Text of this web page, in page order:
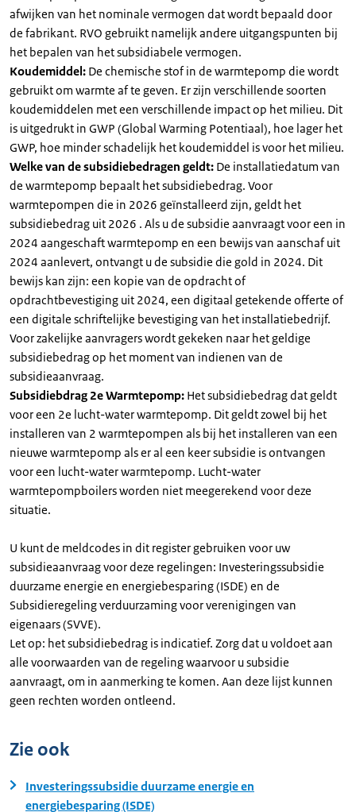
afwijken van het nominale vermogen dat wordt bepaald door
de fabrikant. RVO gebruikt namelijk andere uitgangspunten bij
het bepalen van het subsidiabele vermogen.
Koudemiddel: De chemische stof in de warmtepomp die wordt
gebruikt om warmte af te geven. Er zijn verschillende soorten
koudemiddelen met een verschillende impact op het milieu. Dit
is uitgedrukt in GWP (Global Warming Potentiaal), hoe lager het
GWP, hoe minder schadelijk het koudemiddel is voor het milieu.
Welke van de subsidiebedragen geldt: De installatiedatum van
de warmtepomp bepaalt het subsidiebedrag. Voor
warmtepompen die in 2026 geïnstalleerd zijn, geldt het
subsidiebedrag uit 2026 . Als u de subsidie aanvraagt voor een in
2024 aangeschaft warmtepomp en een bewijs van aanschaf uit
2024 aanlevert, ontvangt u de subsidie die gold in 2024. Dit
bewijs kan zijn: een kopie van de opdracht of
opdrachtbevestiging uit 2024, een digitaal getekende offerte of
een digitale schriftelijke bevestiging van het installatiebedrijf.
Voor zakelijke aanvragers wordt gekeken naar het geldige
subsidiebedrag op het moment van indienen van de
subsidieaanvraag.
Subsidiebdrag 2e Warmtepomp: Het subsidiebedrag dat geldt
voor een 2e lucht-water warmtepomp. Dit geldt zowel bij het
installeren van 2 warmtepompen als bij het installeren van een
nieuwe warmtepomp als er al een keer subsidie is ontvangen
voor een lucht-water warmtepomp. Lucht-water
warmtepompboilers worden niet meegerekend voor deze
situatie.
U kunt de meldcodes in dit register gebruiken voor uw
subsidieaanvraag voor deze regelingen: Investeringssubsidie
duurzame energie en energiebesparing (ISDE) en de
Subsidieregeling verduurzaming voor verenigingen van
eigenaars (SVVE).
Let op: het subsidiebedrag is indicatief. Zorg dat u voldoet aan
alle voorwaarden van de regeling waarvoor u subsidie
aanvraagt, om in aanmerking te komen. Aan deze lijst kunnen
geen rechten worden ontleend.
Zie ook
Investeringssubsidie duurzame energie en
energiebesparing (ISDE)